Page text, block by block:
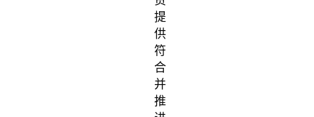
提
供
符
合
并
推